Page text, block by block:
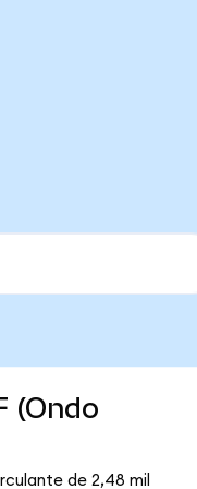
(Ondo
de 2,48 mil